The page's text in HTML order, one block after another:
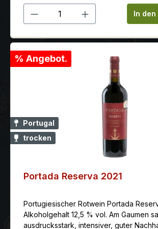
Produkt Anzahl: GibIn
% Angebot.
Portugal
trocken
Portada Reserva 2021
Portugiesischer Rotwein Portada
Alkoholgehalt 12,5 % vol. Am Gaumen
ausdrucksstark, intensiver, guter